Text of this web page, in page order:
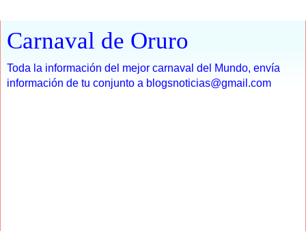
Carnaval de Oruro
Toda la información del mejor carnaval del Mundo, envía
información de tu conjunto a blogsnoticias@gmail.com